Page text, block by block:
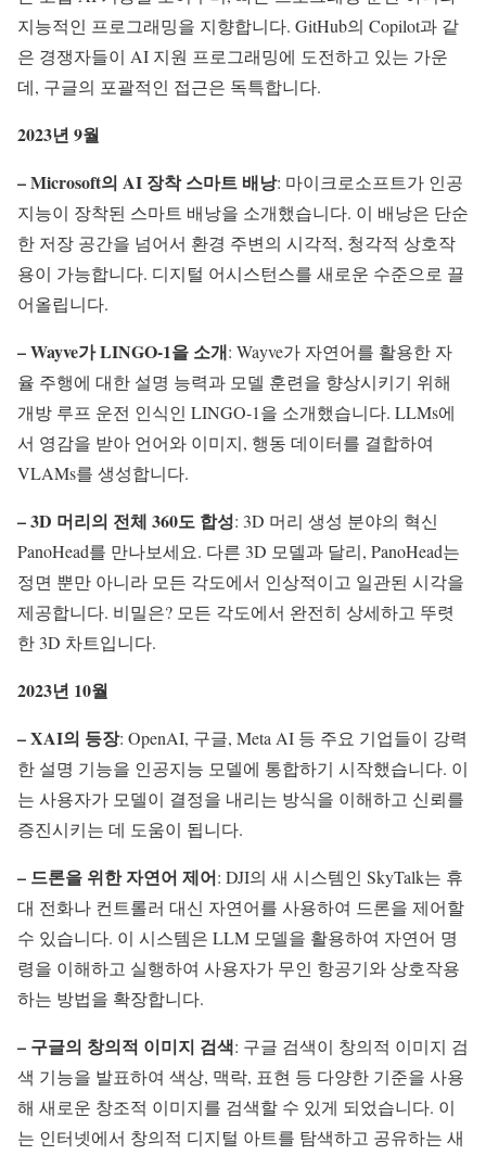
지능적인 프로그래밍을 지향합니다. GitHub의 Copilot과 같
은 경쟁자들이 AI 지원 프로그래밍에 도전하고 있는 가운
데, 구글의 포괄적인 접근은 독특합니다.
2023년 9월
– Microsoft의 AI 장착 스마트 배낭: 마이크로소프트가 인공
지능이 장착된 스마트 배낭을 소개했습니다. 이 배낭은 단순
한 저장 공간을 넘어서 환경 주변의 시각적, 청각적 상호작
용이 가능합니다. 디지털 어시스턴스를 새로운 수준으로 끌
어올립니다.
– Wayve가 LINGO-1을 소개: Wayve가 자연어를 활용한 자
율 주행에 대한 설명 능력과 모델 훈련을 향상시키기 위해
개방 루프 운전 인식인 LINGO-1을 소개했습니다. LLMs에
서 영감을 받아 언어와 이미지, 행동 데이터를 결합하여
VLAMs를 생성합니다.
– 3D 머리의 전체 360도 합성: 3D 머리 생성 분야의 혁신
PanoHead를 만나보세요. 다른 3D 모델과 달리, PanoHead는
정면 뿐만 아니라 모든 각도에서 인상적이고 일관된 시각을
제공합니다. 비밀은? 모든 각도에서 완전히 상세하고 뚜렷
한 3D 차트입니다.
2023년 10월
– XAI의 등장: OpenAI, 구글, Meta AI 등 주요 기업들이 강력
한 설명 기능을 인공지능 모델에 통합하기 시작했습니다. 이
는 사용자가 모델이 결정을 내리는 방식을 이해하고 신뢰를
증진시키는 데 도움이 됩니다.
– 드론을 위한 자연어 제어: DJI의 새 시스템인 SkyTalk는 휴
대 전화나 컨트롤러 대신 자연어를 사용하여 드론을 제어할
수 있습니다. 이 시스템은 LLM 모델을 활용하여 자연어 명
령을 이해하고 실행하여 사용자가 무인 항공기와 상호작용
하는 방법을 확장합니다.
– 구글의 창의적 이미지 검색: 구글 검색이 창의적 이미지 검
색 기능을 발표하여 색상, 맥락, 표현 등 다양한 기준을 사용
해 새로운 창조적 이미지를 검색할 수 있게 되었습니다. 이
는 인터넷에서 창의적 디지털 아트를 탐색하고 공유하는 새